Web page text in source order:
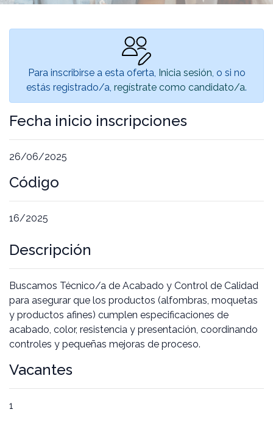
Para inscribirse a esta oferta, Inicia sesión , o si no
estás registrado/a, regístrate como candidato/a.
Fecha inicio inscripciones
26/06/2025
Código
16/2025
Descripción
Buscamos Técnico/a de Acabado y Control de Calidad
para asegurar que los productos (alfombras, moquetas
y productos afines) cumplen especificaciones de
acabado, color, resistencia y presentación, coordinando
controles y pequeñas mejoras de proceso.
Vacantes
1